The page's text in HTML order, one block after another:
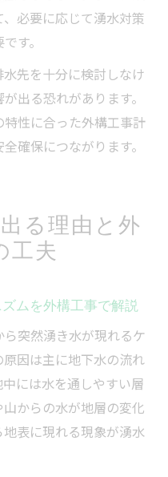
必要に応じて湧水対策
す。
先を十分に検討しなけ
出る恐れがあります。
性に合った外構工事計
確保につながります。
る理由と外
工夫
ムを外構工事で解説
突然湧き水が現れるケ
因は主に地下水の流れ
には水を通しやすい層
からの水が地層の変化
表に現れる現象が湧水